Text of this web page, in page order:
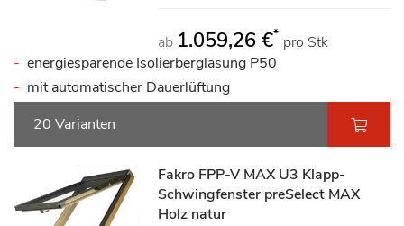
ab 1.059,26 €* pro Stk
energiesparende Isolierberglasung P50
mit automatischer Dauerlüftung
20 Varianten
Fakro FPP-V MAX U3 Klapp-
Schwingfenster preSelect MAX
Holz natur